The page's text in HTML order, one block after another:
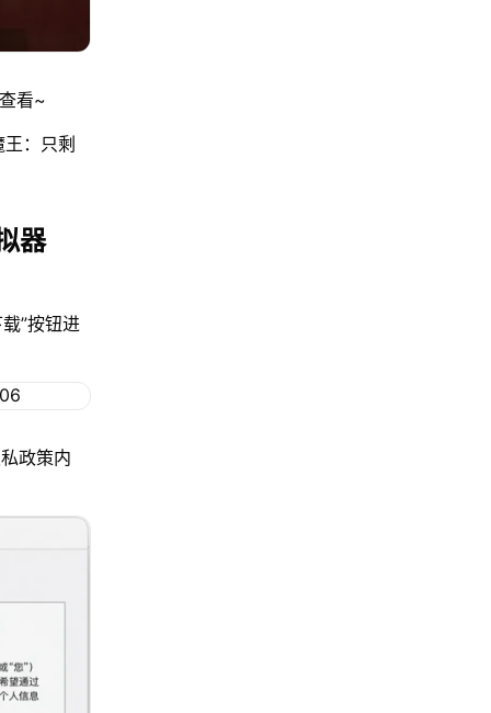
看~
：只剩
器
”按钮进
政策内